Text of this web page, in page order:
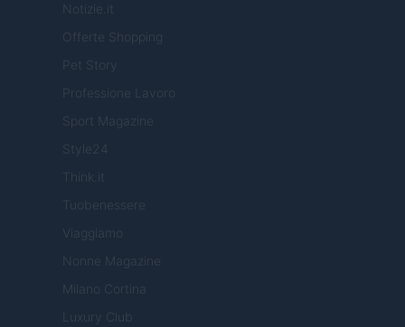
Notizie.it
Offerte Shopping
Pet Story
Professione Lavoro
Sport Magazine
Style24
Think.it
Tuobenessere
Viaggiamo
Nonne Magazine
Milano Cortina
Luxury Club